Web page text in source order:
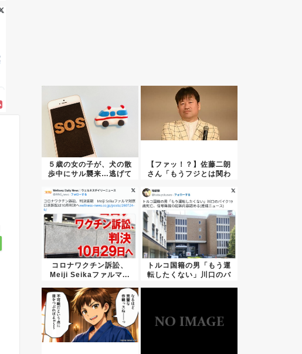
５歳の女の子が、犬の散
歩中にサル襲来…逃げて
【ファッ！？】佐藤二朗
さん「もうフジとは関わ
コロナワクチン訴訟、
Meiji Seikaファルマ...
トルコ国籍の男「もう運
転したくない」川口のバ